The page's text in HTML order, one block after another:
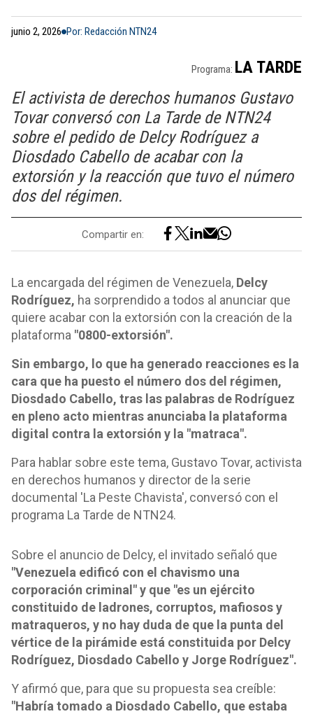
junio 2, 2026 Por: Redacción NTN24
Programa: LA TARDE
El activista de derechos humanos Gustavo
Tovar conversó con La Tarde de NTN24
sobre el pedido de Delcy Rodríguez a
Diosdado Cabello de acabar con la
extorsión y la reacción que tuvo el número
dos del régimen.
Compartir en:
La encargada del régimen de Venezuela, Delcy
Rodríguez, ha sorprendido a todos al anunciar que
quiere acabar con la extorsión con la creación de la
plataforma "0800-extorsión".
Sin embargo, lo que ha generado reacciones es la
cara que ha puesto el número dos del régimen,
Diosdado Cabello, tras las palabras de Rodríguez
en pleno acto mientras anunciaba la plataforma
digital contra la extorsión y la "matraca".
Para hablar sobre este tema, Gustavo Tovar, activista
en derechos humanos y director de la serie
documental 'La Peste Chavista', conversó con el
programa La Tarde de NTN24.
Sobre el anuncio de Delcy, el invitado señaló que
"Venezuela edificó con el chavismo una
corporación criminal" y que "es un ejército
constituido de ladrones, corruptos, mafiosos y
matraqueros, y no hay duda de que la punta del
vértice de la pirámide está constituida por Delcy
Rodríguez, Diosdado Cabello y Jorge Rodríguez".
Y afirmó que, para que su propuesta sea creíble:
"Habría tomado a Diosdado Cabello, que estaba